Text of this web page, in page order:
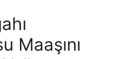
Maaşını